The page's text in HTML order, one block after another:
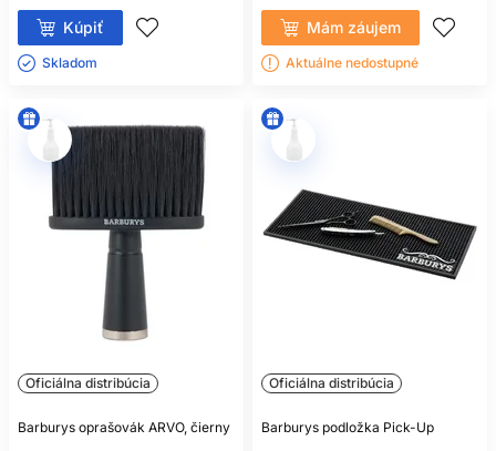
Kúpiť
Skladom ㅤ
Mám záujem
Aktuálne nedostupné
Oficiálna distribúcia
Barburys oprašovák ARVO, čierny
Oficiálna distribúcia
Barburys podložka Pick-Up